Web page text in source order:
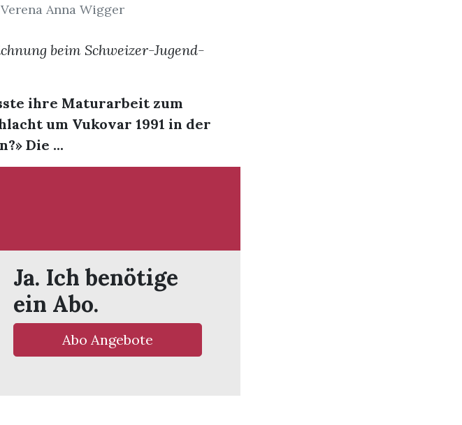
Anna Wigger
beim Schweizer-Jugend-
ihre Maturarbeit zum
um Vukovar 1991 in der
Die ...
Ja. Ich benötige
ein Abo.
Abo Angebote